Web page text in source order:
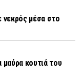
νεκρός μέσα στο
μαύρα κουτιά του